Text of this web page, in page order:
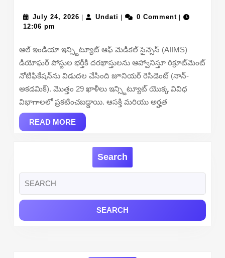
Junior
Recruitment
2026
–
Apply
Online
for
29
July 24, 2026 July
| Undati Undati
| 0 Comment |
12:06 pm
ఆల్ ఇండియా ఇన్స్టిట్యూట్ ఆఫ్ మెడికల్ సైన్సెస్ (AIIMS)
డియోఘర్ పోస్టుల భర్తీకి దరఖాస్తులను ఆహ్వానిస్తూ రిక్రూట్‌మెంట్
నోటిఫికేషన్‌ను విడుదల చేసింది జూనియర్ రెసిడెంట్ (నాన్-
అకడమిక్). మొత్తం 29 ఖాళీలు ఇన్స్టిట్యూట్ యొక్క వివిధ
విభాగాలలో ప్రకటించబడ్డాయి. ఆసక్తి మరియు అర్హత
READ MOREREAD
MORE
Search
for: